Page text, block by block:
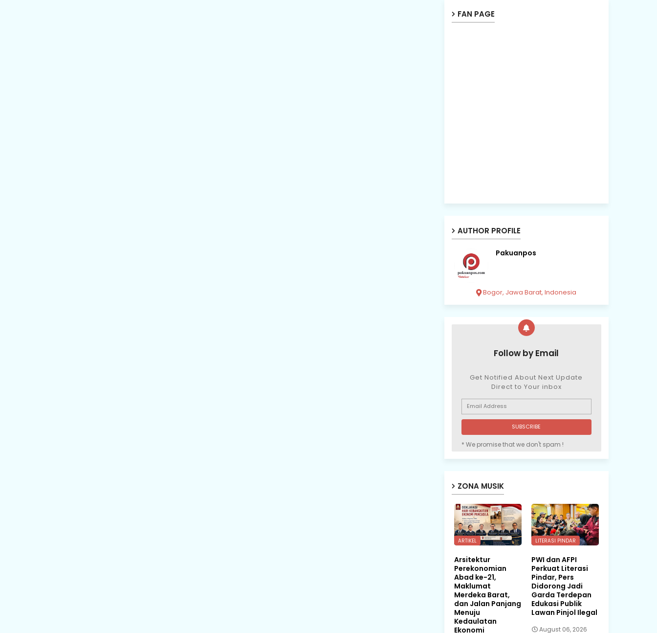
FAN PAGE
AUTHOR PROFILE
Pakuanpos
Bogor, Jawa Barat, Indonesia
Follow by Email
Get Notified About Next Update
Direct to Your inbox
* We promise that we don't spam !
ZONA MUSIK
ARTIKEL
Arsitektur
Perekonomian
Abad ke-21,
Maklumat
Merdeka Barat,
dan Jalan Panjang
Menuju
Kedaulatan
Ekonomi
LITERASI PINDAR
PWI dan AFPI
Perkuat Literasi
Pindar, Pers
Didorong Jadi
Garda Terdepan
Edukasi Publik
Lawan Pinjol Ilegal
August 06, 2026